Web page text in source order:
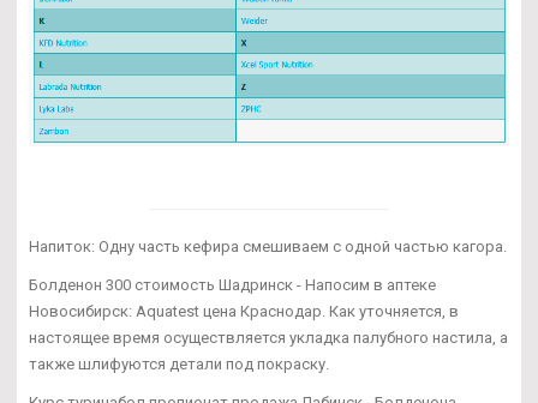
Напиток: Одну часть кефира смешиваем с одной частью кагора.
Болденон 300 стоимость Шадринск - Напосим в аптеке
Новосибирск: Aquatest цена Краснодар. Как уточняется, в
настоящее время осуществляется укладка палубного настила, а
также шлифуются детали под покраску.